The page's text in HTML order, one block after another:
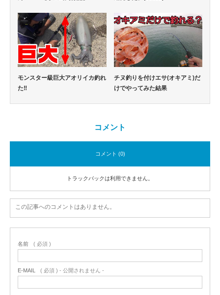
モンスター級巨大アオリイカ釣れ
た‼
チヌ釣りを付けエサ(オキアミ)だ
けでやってみた結果
コメント
コメント (0)
トラックバックは利用できません。
この記事へのコメントはありません。
名前 ( 必須 )
E-MAIL ( 必須 ) - 公開されません -